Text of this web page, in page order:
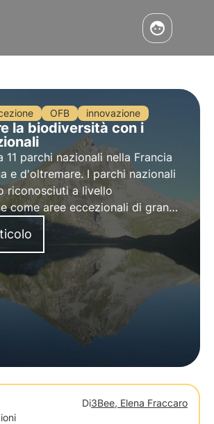
OFB innovazione
la biodiversità con i
11 parchi nazionali nella Francia
e d'oltremare. I parchi nazionali
riconosciuti a livello
come aree eccezionali di grande
Di3Bee, Elena Fraccaro